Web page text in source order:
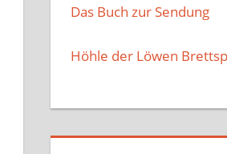
Das Buch zur Sendung
Höhle der Löwen